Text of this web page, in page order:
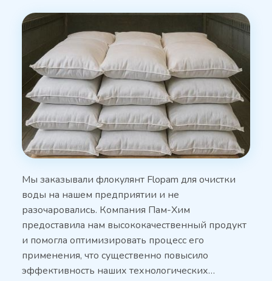
Мы заказывали флокулянт Flopam для очистки
воды на нашем предприятии и не
разочаровались. Компания Пам-Хим
предоставила нам высококачественный продукт
и помогла оптимизировать процесс его
применения, что существенно повысило
эффективность наших технологических…